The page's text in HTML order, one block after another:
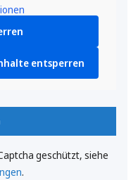
entsperren
geschützt, siehe
.